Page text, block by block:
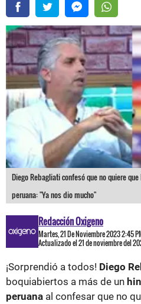
Diego Rebagliati confesó que no quiere
peruana: "Ya nos dio mucho"
Redacción Oxigeno
Martes, 21 De Noviembre 2023 2:45
Actualizado el 21 de noviembre del
¡Sorprendió a todos! Diego
boquiabiertos a más de un
peruana al confesar que no